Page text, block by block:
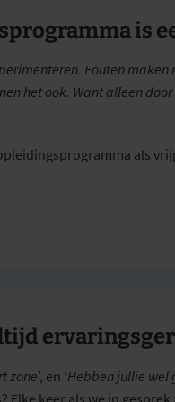
is
Fouten
het ook. Want alleen
als
zone’, en ‘Hebben jullie wel
Elke keer als we in